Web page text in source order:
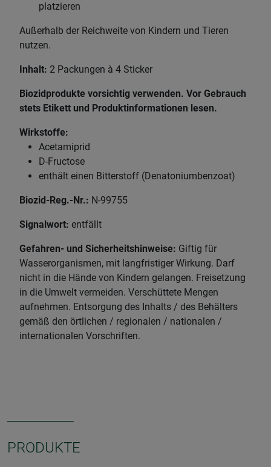
platzieren
Außerhalb der Reichweite von Kindern und Tieren
nutzen.
Inhalt: 2 Packungen à 4 Sticker
Biozidprodukte vorsichtig verwenden. Vor Gebrauch
stets Etikett und Produktinformationen lesen.
Wirkstoffe:
Acetamiprid
D-Fructose
enthält einen Bitterstoff (Denatoniumbenzoat)
Biozid-Reg.-Nr.: N-99755
Signalwort: entfällt
Gefahren- und Sicherheitshinweise: Giftig für
Wasserorganismen, mit langfristiger Wirkung. Darf
nicht in die Hände von Kindern gelangen. Freisetzung
in die Umwelt vermeiden. Verschüttete Mengen
aufnehmen. Entsorgung des Inhalts / des Behälters
gemäß den örtlichen / regionalen / nationalen /
internationalen Vorschriften.
PRODUKTE